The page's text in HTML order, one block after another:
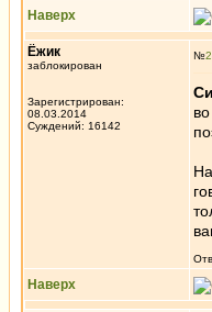
Наверх
Ёжик
заблокирован
Зарегистрирован:
08.03.2014
Суждений: 16142
№
Наверх